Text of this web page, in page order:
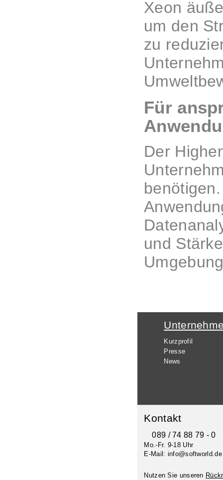
Xeon
um den
zu
Für
Der
und
Kurzprofil
Presse
News
Kontakt
089 / 74 88 79 - 0
Mo.-Fr. 9-18 Uhr
E-Mail: info@softworld.de
Nutzen Sie unseren